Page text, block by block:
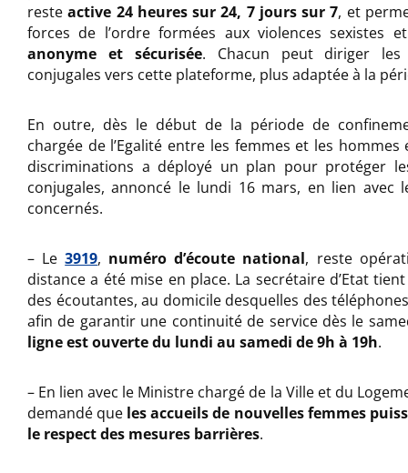
resteactive 24 heures sur 24, 7 jours sur 7, et
forces de l’ordre formées aux violences sexistes
anonyme et sécurisée. Chacun peut diriger les
conjugales vers cette plateforme, plus adaptée à la
En outre, dès le début de la période de
chargée de l’Egalité entre les femmes et les
discriminations a déployé un plan pour protéger
conjugales, annoncé le lundi 16 mars, en lien avec
concernés.
– Le3919, numéro d’écoute national, reste
distance a été mise en place. La secrétaire d’Etat
des écoutantes, au domicile desquelles des
afin de garantir une continuité de service dès le
ligne est ouverte du lundi au samedi de 9h à 19h.
– En lien avec le Ministre chargé de la Ville et du
demandé que les accueils de nouvelles femmes
le respect des mesures barrières.